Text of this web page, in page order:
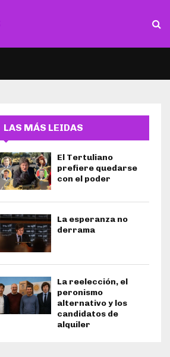
LAS MÁS LEIDAS
El Tertuliano
prefiere quedarse
con el poder
La esperanza no
derrama
La reelección, el
peronismo
alternativo y los
candidatos de
alquiler